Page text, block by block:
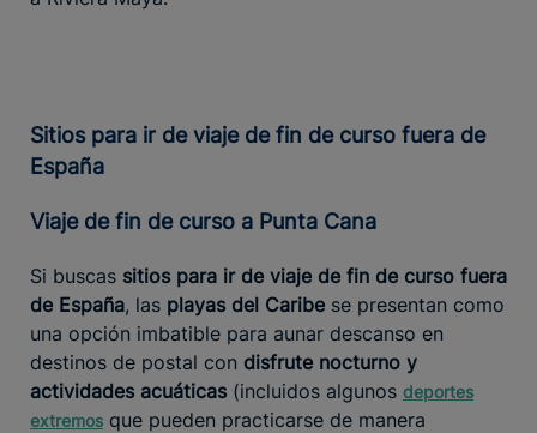
Sitios para ir de viaje de fin de curso fuera de
España
Viaje de fin de curso a Punta Cana
Si buscas sitios para ir de viaje de fin de curso fuera
de España, las playas del Caribe se presentan como
una opción imbatible para aunar descanso en
destinos de postal con disfrute nocturno y
actividades acuáticas (incluidos algunos deportes
extremos que pueden practicarse de manera